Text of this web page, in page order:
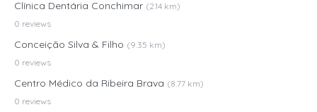
Clínica Dentária Conchimar (2.14 km)
0 reviews
Conceição Silva & Filho (9.35 km)
0 reviews
Centro Médico da Ribeira Brava (8.77 km)
0 reviews